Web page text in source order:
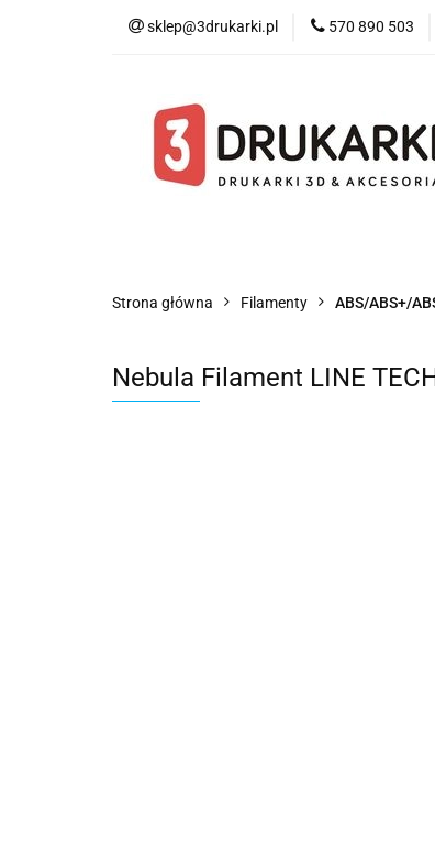
sklep@3drukarki.pl 570 890 503
Blog
Strona główna Filamenty ABS/ABS+/
Nebula Filament LINE